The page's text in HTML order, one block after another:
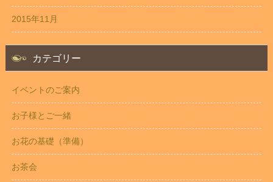
2015年11月
カテゴリー
イベントのご案内
お子様とご一緒
お花の基礎（準備）
お茶会